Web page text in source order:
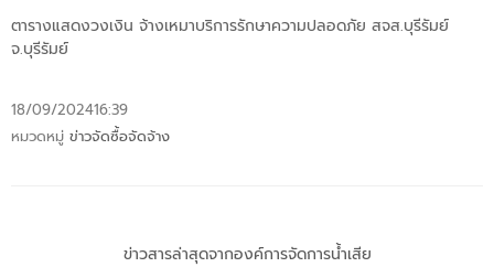
ตารางแสดงวงเงิน จ้างเหมาบริการรักษาความปลอดภัย สจส.บุรีรัมย์
จ.บุรีรัมย์
18/09/202416:39
หมวดหมู่ ข่าวจัดซื้อจัดจ้าง
ข่าวสารล่าสุดจากองค์การจัดการน้ำเสีย